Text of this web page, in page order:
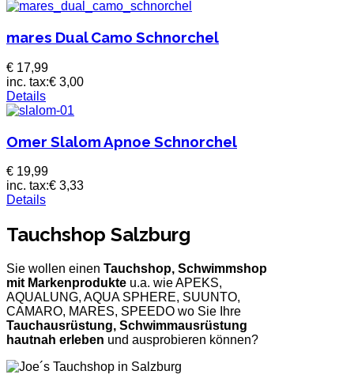
mares Dual Camo Schnorchel
€ 17,99
inc. tax:€ 3,00
Details
Omer Slalom Apnoe Schnorchel
€ 19,99
inc. tax:€ 3,33
Details
Tauchshop Salzburg
Sie wollen einen Tauchshop, Schwimmshop
mit Markenprodukte u.a. wie APEKS,
AQUALUNG, AQUA SPHERE, SUUNTO,
CAMARO, MARES, SPEEDO wo Sie Ihre
Tauchausrüstung, Schwimmausrüstung
hautnah erleben und ausprobieren können?